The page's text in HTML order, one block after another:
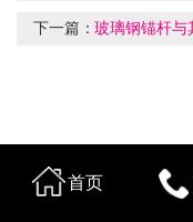
下一篇：玻璃钢锚杆与
首页